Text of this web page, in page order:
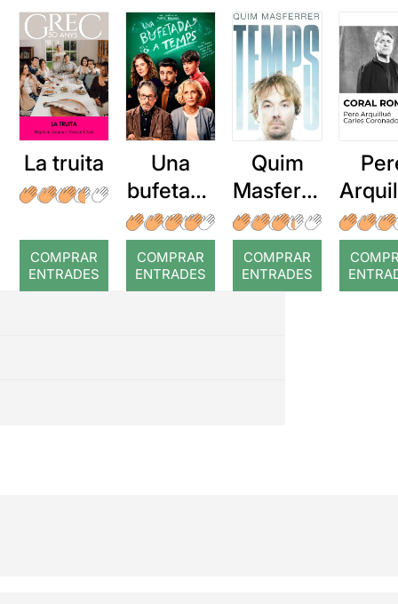
La truita
COMPRAR
ENTRADES
Una
bufetada
a temps
COMPRAR
ENTRADES
Quim
Masferre
r: Temps
COMPRAR
ENTRADES
: